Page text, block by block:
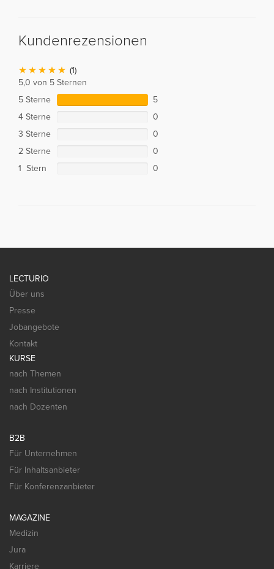
Kundenrezensionen
(1)
5,0 von 5 Sternen
5 Sterne
5
4 Sterne
0
3 Sterne
0
2 Sterne
0
1 Stern
0
LECTURIO
Über uns
Presse
Jobangebote
Kontakt
KURSE
nach Themen
nach Institutionen
nach Dozenten
B2B
Für Unternehmen
Für Inhaltsanbieter
Für Konferenzanbieter
MAGAZINE
Medizin
Jura
Karriere